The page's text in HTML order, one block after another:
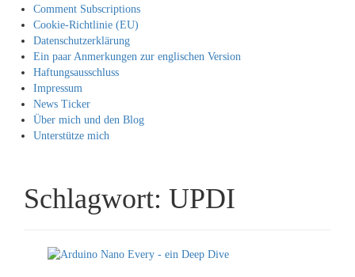
Comment Subscriptions
Cookie-Richtlinie (EU)
Datenschutzerklärung
Ein paar Anmerkungen zur englischen Version
Haftungsausschluss
Impressum
News Ticker
Über mich und den Blog
Unterstütze mich
Schlagwort: UPDI